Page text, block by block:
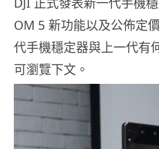
OM 5 新功能以及公佈定
代手機穩定器與上一代有
可瀏覽下文。